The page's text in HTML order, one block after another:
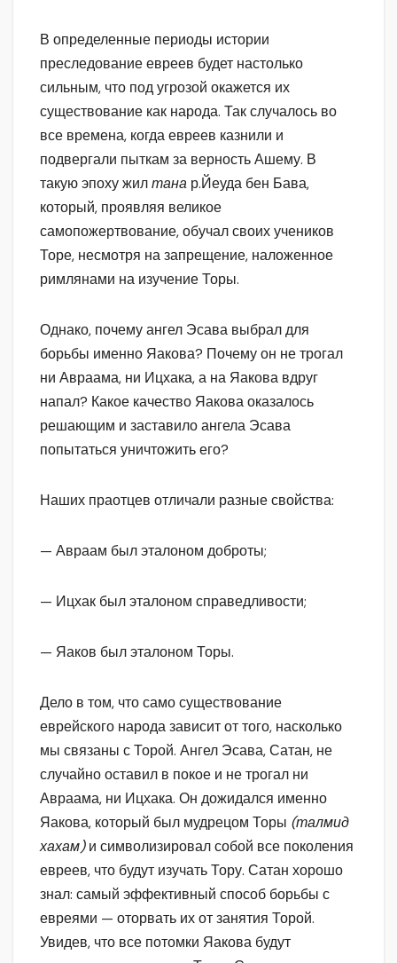
В определенные периоды истории
преследование евреев будет настолько
сильным, что под угрозой окажется их
существование как народа. Так случалось во
все времена, когда евреев казнили и
подвергали пыткам за верность Ашему. В
такую эпоху жилтана р.Йеуда бен Бава,
который, проявляя великое
самопожертвование, обучал своих учеников
Торе, несмотря на запрещение, наложенное
римлянами на изучение Торы.
Однако, почему ангел Эсава выбрал для
борьбы именно Яакова? Почему он не трогал
ни Авраама, ни Ицхака, а на Яакова вдруг
напал? Какое качество Яакова оказалось
решающим и заставило ангела Эсава
попытаться уничтожить его?
Наших праотцев отличали разные свойства:
— Авраам был эталоном доброты;
— Ицхак был эталоном справедливости;
— Яаков был эталоном Торы.
Дело в том, что само существование
еврейского народа зависит от того, насколько
мы связаны с Торой. Ангел Эсава, Сатан, не
случайно оставил в покое и не трогал ни
Авраама, ни Ицхака. Он дожидался именно
Яакова, который был мудрецом Торы (талмид
хахам)и символизировал собой все поколения
евреев, что будут изучать Тору. Сатан хорошо
знал: самый эффективный способ борьбы с
евреями — оторвать их от занятия Торой.
Увидев, что все потомки Яакова будут